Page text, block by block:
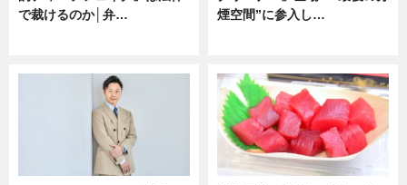
で裁けるのか│弁…
煙空間”に参入し…